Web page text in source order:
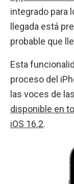
integrado para
llegada está
probable que
Esta
proceso del
las voces de
disponible en
iOS 16.2.